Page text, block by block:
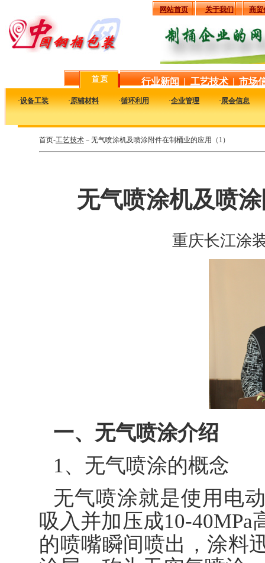
网站首页 关于我们 商贸
首 页 行业新闻 | 工艺技术 | 市场
·设备工装 ·原辅材料 ·循环利用 ·企业管理 ·展会信息
首页-工艺技术 －无气喷涂机及喷涂附件在制桶业的应用（1）
无气喷涂机及喷
重庆长江涂
一、无气喷涂介绍
1、无气喷涂的概念
无气喷涂就是使用电
吸入并加压成10-
的喷嘴瞬间喷出，涂料